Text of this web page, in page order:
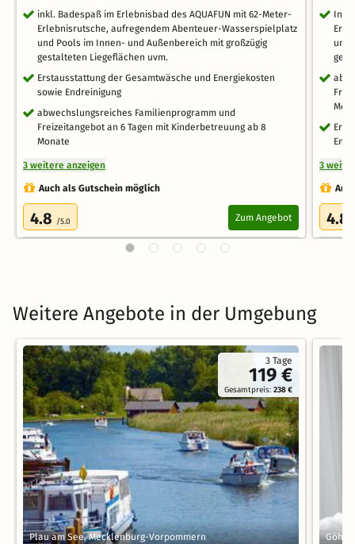
inkl. Badespaß im Erlebnisbad des AQUAFUN mit 62-Meter-
Erlebnisrutsche, aufregendem Abenteuer-Wasserspielplatz
und Pools im Innen- und Außenbereich mit großzügig
gestalteten Liegeflächen uvm.
Erstausstattung der Gesamtwäsche und Energiekosten
sowie Endreinigung
abwechslungsreiches Familienprogramm und
Freizeitangebot an 6 Tagen mit Kinderbetreuung ab 8
Monate
3 weitere anzeigen
Auch als Gutschein möglich
4.8 /5.0 Zum Angebot
Inkl.
und
3
4.8
Weitere Angebote in der Umgebung
3 Tage
119 €
Gesamtpreis:238 €
Plau am See, Mecklenburg-Vorpommern